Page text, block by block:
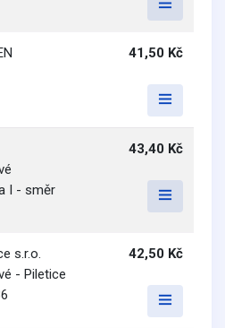
41,50 Kč
I - směr
43,40 Kč
s.r.o.
- Piletice
42,50 Kč